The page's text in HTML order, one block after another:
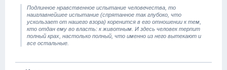
Подлинное нравственное испытание человечества, то
наиглавнейшее испытание (спрятанное так глубоко, что
ускользает от нашего взора) коренится в его отношении к тем,
кто отдан ему во власть: к животным. И здесь человек терпит
полный крах, настолько полный, что именно из него вытекают и
все остальные.